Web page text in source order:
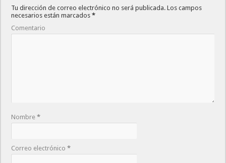
Tu dirección de correo electrónico no será publicada. Los campos
necesarios están marcados*
Comentario
Nombre*
Correo electrónico*